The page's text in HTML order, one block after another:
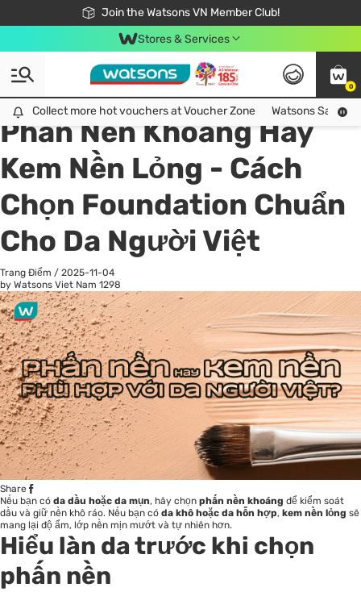
Join the Watsons VN Member Club!
Free Shipping For Order From 249,000Đ
24h Fast delivery in Hồ Chí Minh City
Stores & Services
0
Collect more hot vouchers at Voucher Zone
Collect more hot vouchers at Voucher Zone Watsons Safety
All
Chăm Sóc Cá Nhân
Phấn Nền Khoáng Hay
Kem Nền Lỏng - Cách
Chọn Foundation Chuẩn
Cho Da Người Việt
Trang Điểm / 2025-11-04
by Watsons Viet Nam 1298
Share
Nếu bạn có da dầu hoặc da mụn, hãy chọn phấn nền khoáng để kiểm soát
dầu và giữ nền khô ráo. Nếu bạn có da khô hoặc da hỗn hợp, kem nền lỏng sẽ
mang lại độ ẩm, lớp nền mịn mướt và tự nhiên hơn.
Hiểu làn da trước khi chọn
phấn nền